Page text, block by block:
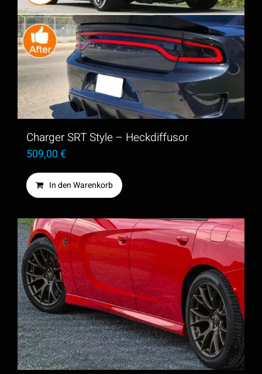
Charger SRT Style – Heckdiffusor
509,00€
In den Warenkorb